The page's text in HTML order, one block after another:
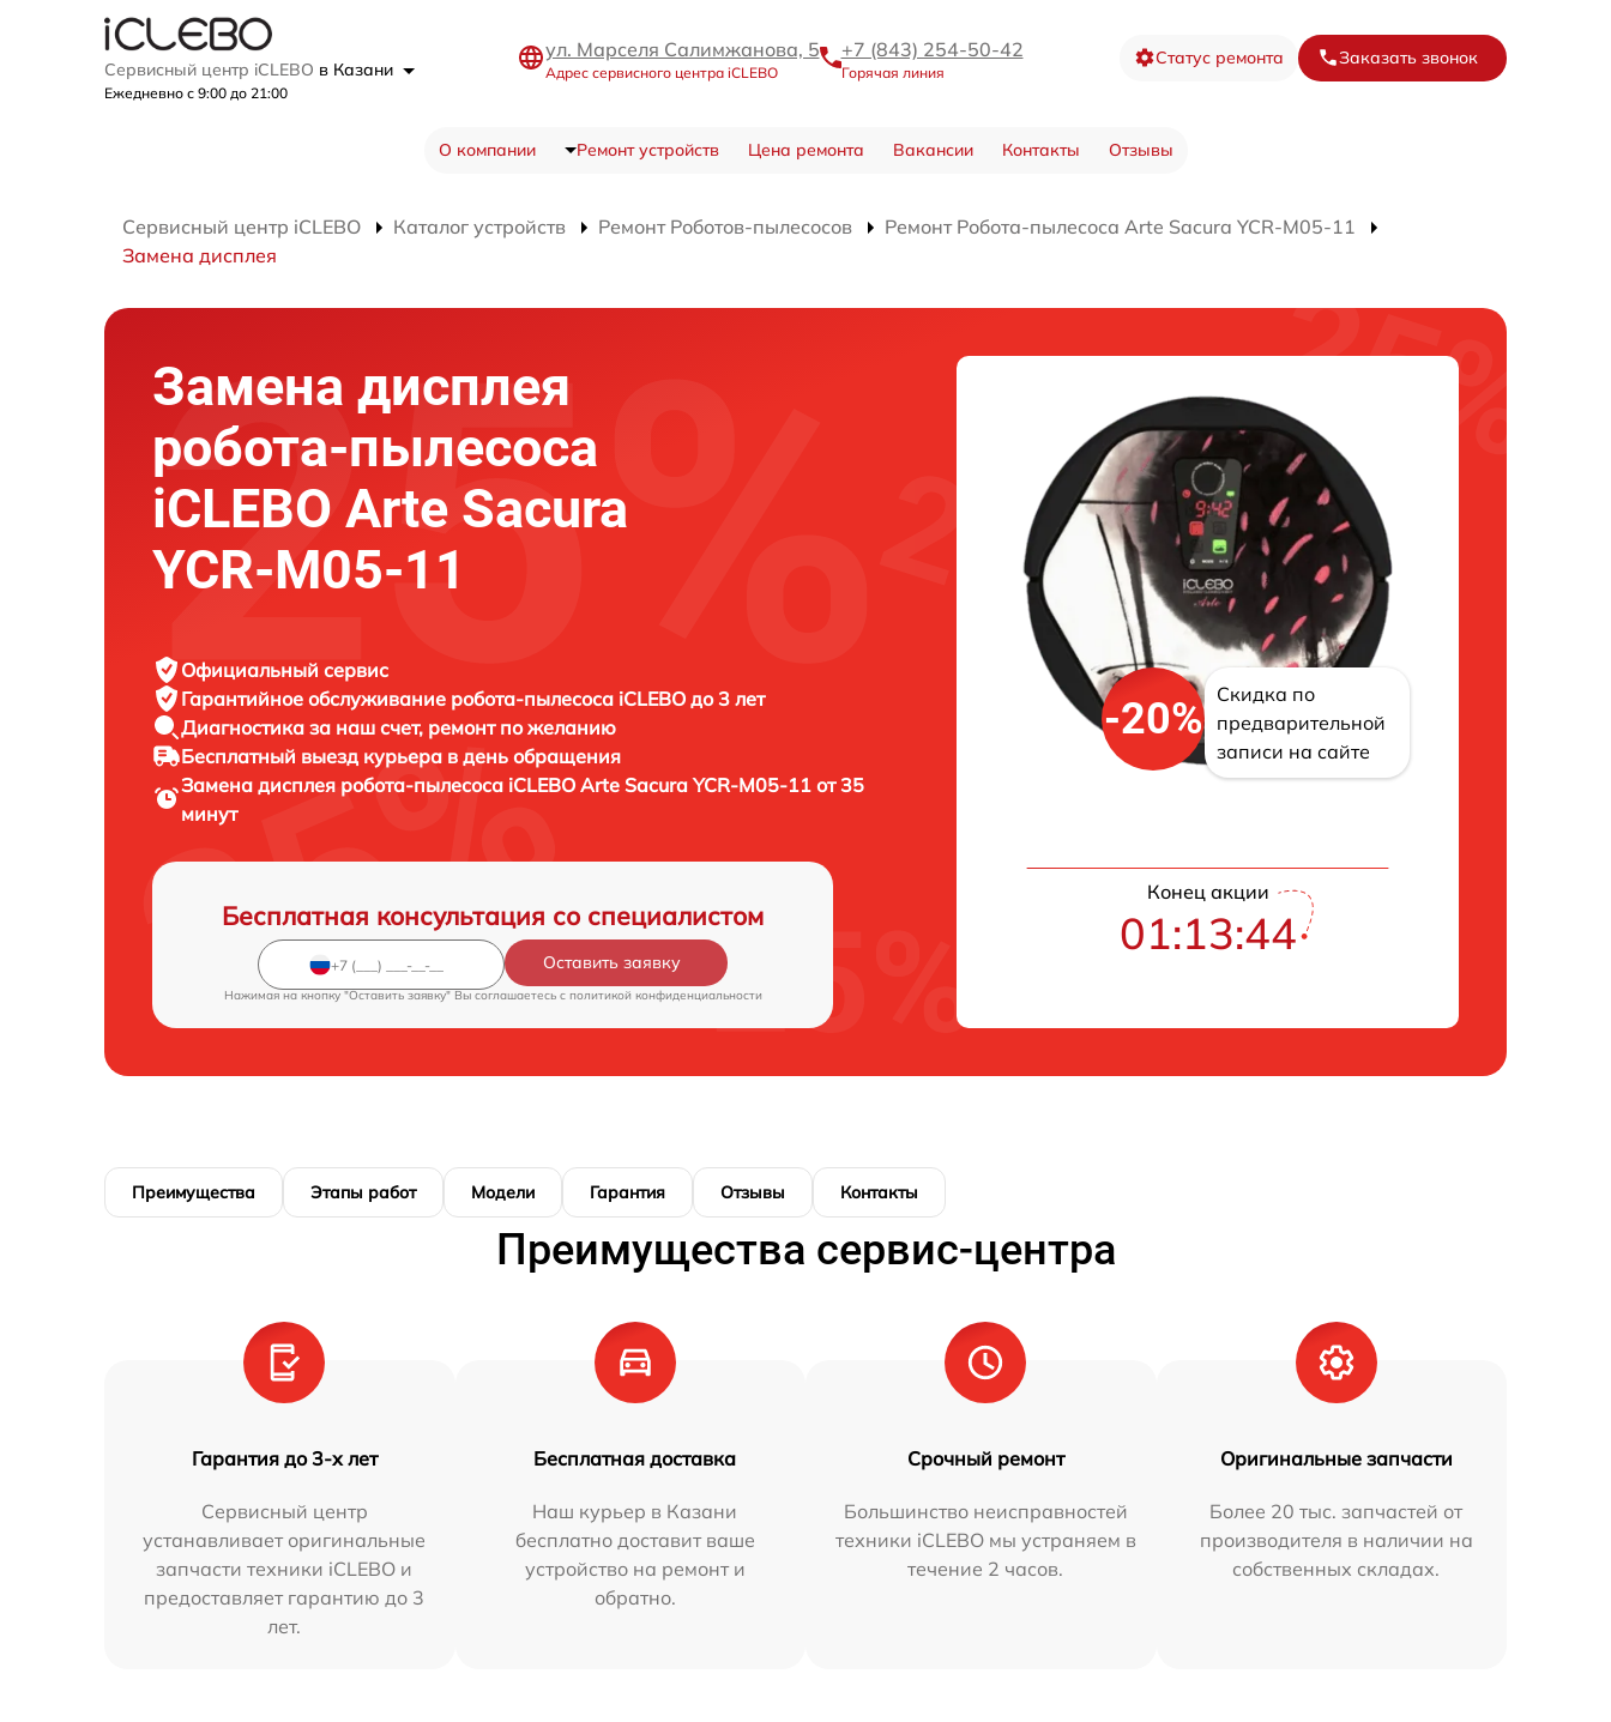
Сервисный центр iCLEBO в Казани
Ежедневно с 9:00 до 21:00
ул. Марселя Салимжанова, 5
Адрес сервисного центра iCLEBO
+7 (843) 254-50-42
Горячая линия
Статус ремонта Заказать звонок
О компании Ремонт устройств Цена ремонта Вакансии Контакты Отзывы
Сервисный центр iCLEBO Каталог устройств Ремонт Роботов-пылесосов
Ремонт Робота-пылесоса Arte Sacura YCR-M05-11
Замена дисплея
Замена дисплея
робота-пылесоса
iCLEBO Arte Sacura
YCR-M05-11
Официальный сервис
Гарантийное обслуживание робота-пылесоса iCLEBO до 3 лет
Диагностика за наш счет, ремонт по желанию
Бесплатный выезд курьера в день обращения
Замена дисплея робота-пылесоса iCLEBO Arte Sacura YCR-M05-11 от 35
минут
Бесплатная консультация со специалистом
Оставить заявку
Нажимая на кнопку "Оставить заявку" Вы соглашаетесь c политикой конфиденциальности
-20%
Скидка по
предварительной
записи на сайте
Конец акции
01:13:43
Преимущества Этапы работ Модели Гарантия Отзывы Контакты
Преимущества сервис-центра
Гарантия до 3-х лет
Сервисный центр
устанавливает оригинальные
запчасти техники iCLEBO и
предоставляет гарантию до 3
лет.
Бесплатная доставка
Наш курьер в Казани
бесплатно доставит ваше
устройство на ремонт и
обратно.
Срочный ремонт
Большинство неисправностей
техники iCLEBO мы устраняем в
течение 2 часов.
Оригинальные запчасти
Более 20 тыс. запчастей от
производителя в наличии на
собственных складах.